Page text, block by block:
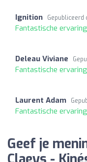
Ignition Gepubliceerd
Fantastische
Deleau Viviane
Fantastische
Laurent Adam
Fantastische
Geef je